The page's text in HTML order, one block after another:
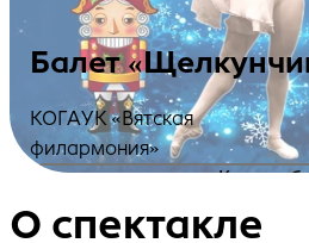
Балет
КОГАУК «Вятская
филармония»
Купить
О спектакле